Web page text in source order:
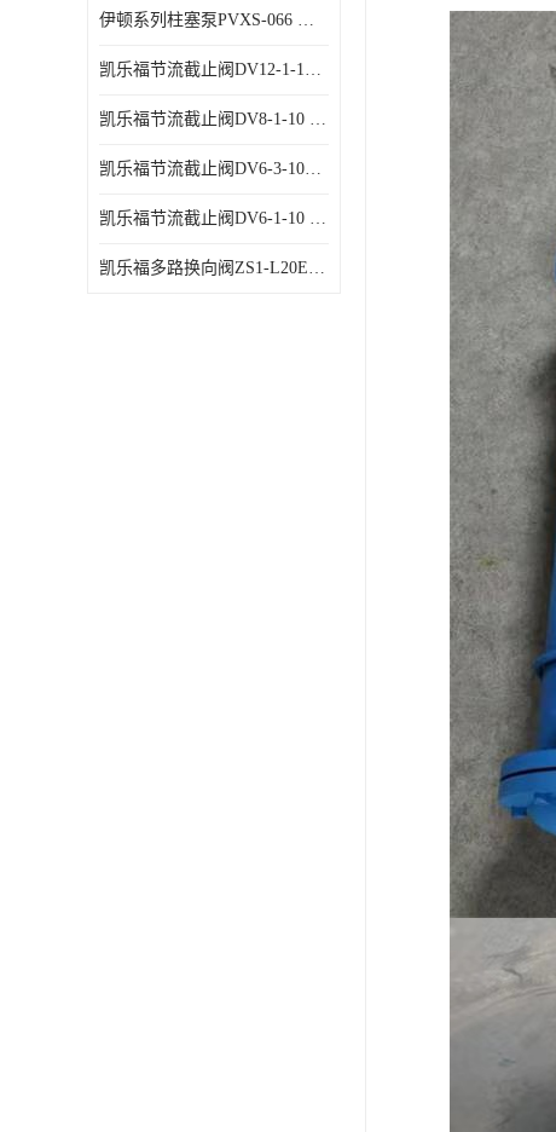
伊顿系列柱塞泵PVXS-066 钢铁厂液压系统增压油泵
凯乐福节流截止阀DV12-1-10 液压站节流阀
凯乐福节流截止阀DV8-1-10 液压站节流阀
凯乐福节流截止阀DV6-3-10液压站节流阀
凯乐福节流截止阀DV6-1-10 液压站节流阀
凯乐福多路换向阀ZS1-L20E-OT多路阀厂家